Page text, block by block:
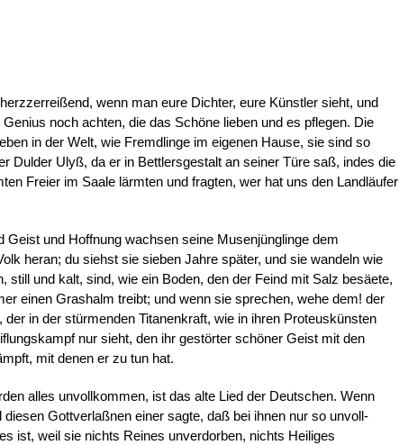
wenn man eure Dich­ter, eure Künstler sieht, und
Genius noch achten, die das Schöne lieben und es pflegen. Die
in der Welt, wie Fremdlinge im eigenen Hause, sie sind so
Dulder Ulyß, da er in Bettlersgestalt an seiner Türe saß, indes die
Freier im Saale lärmten und fragten, wer hat uns den Landläufer
Geist und Hoffnung wachsen seine Musenjünglinge dem
heran; du siehst sie sieben Jahre später, und sie wandeln wie
still und kalt, sind, wie ein Boden, den der Feind mit Salz besäete,
einen Grashalm treibt; und wenn sie sprechen, wehe dem! der
der in der stürmenden Titanenkraft, wie in ihren Proteuskünsten
nur sieht, den ihr gestörter schöner Geist mit den
mit denen er zu tun hat.
alles unvollkommen, ist das alte Lied der Deutschen. Wenn
diesen Gott­verlaßnen einer sagte, daß bei ihnen nur so unvoll­
ist, weil sie nichts Reines unverdorben, nichts Heiliges